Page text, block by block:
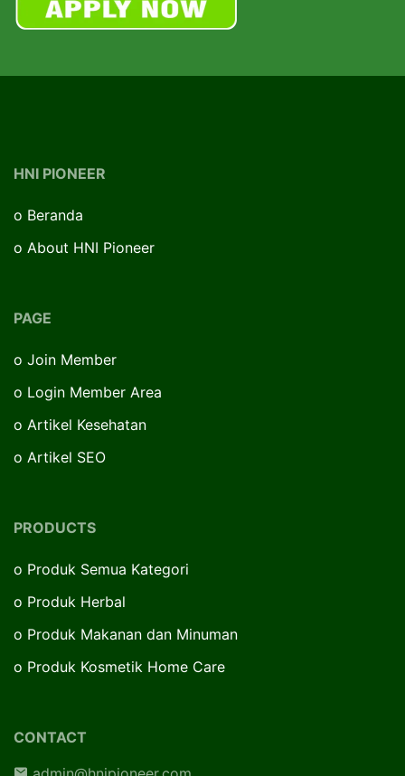
HNI PIONEER
o Beranda
o About HNI Pioneer
PAGE
o Join Member
o Login Member Area
o Artikel Kesehatan
o Artikel SEO
PRODUCTS
o Produk Semua Kategori
o Produk Herbal
o Produk Makanan dan Minuman
o Produk Kosmetik Home Care
CONTACT